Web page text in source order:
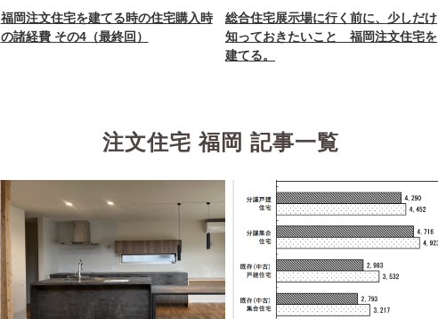
福岡注文住宅を建てる時の住宅購入時
の諸経費 その4（最終回）
総合住宅展示場に行く前に、少しだけ
知っておきたいこと 福岡注文住宅を
建てる。
注文住宅 福岡 記事一覧